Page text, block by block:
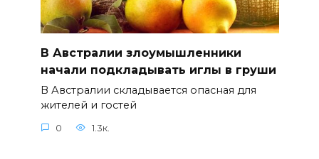
В Австралии злоумышленники
начали подкладывать иглы в груши
В Австралии складывается опасная для
жителей и гостей
0 1.3к.